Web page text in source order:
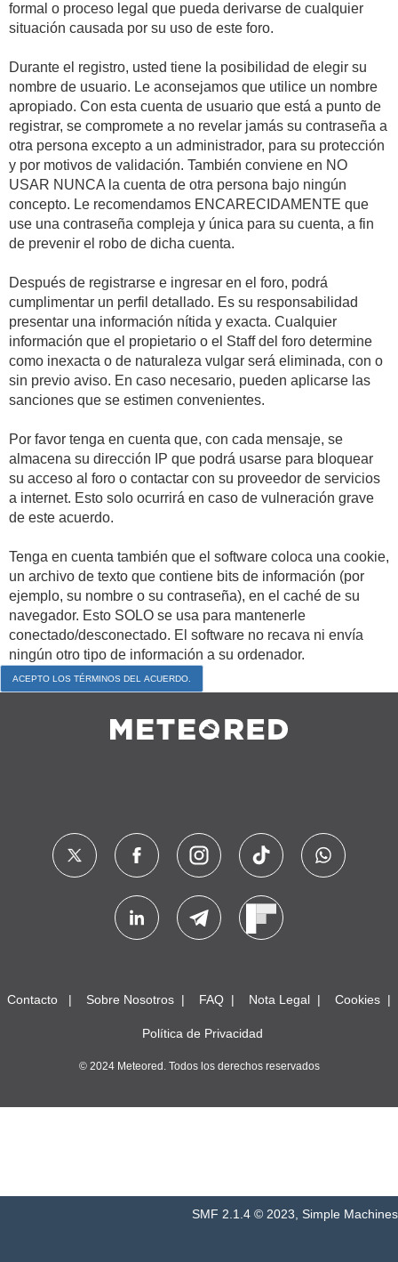
formal o proceso legal que pueda derivarse de cualquier
situación causada por su uso de este foro.
Durante el registro, usted tiene la posibilidad de elegir su
nombre de usuario. Le aconsejamos que utilice un nombre
apropiado. Con esta cuenta de usuario que está a punto de
registrar, se compromete a no revelar jamás su contraseña a
otra persona excepto a un administrador, para su protección
y por motivos de validación. También conviene en NO
USAR NUNCA la cuenta de otra persona bajo ningún
concepto. Le recomendamos ENCARECIDAMENTE que
use una contraseña compleja y única para su cuenta, a fin
de prevenir el robo de dicha cuenta.
Después de registrarse e ingresar en el foro, podrá
cumplimentar un perfil detallado. Es su responsabilidad
presentar una información nítida y exacta. Cualquier
información que el propietario o el Staff del foro determine
como inexacta o de naturaleza vulgar será eliminada, con o
sin previo aviso. En caso necesario, pueden aplicarse las
sanciones que se estimen convenientes.
Por favor tenga en cuenta que, con cada mensaje, se
almacena su dirección IP que podrá usarse para bloquear
su acceso al foro o contactar con su proveedor de servicios
a internet. Esto solo ocurrirá en caso de vulneración grave
de este acuerdo.
Tenga en cuenta también que el software coloca una cookie,
un archivo de texto que contiene bits de información (por
ejemplo, su nombre o su contraseña), en el caché de su
navegador. Esto SOLO se usa para mantenerle
conectado/desconectado. El software no recava ni envía
ningún otro tipo de información a su ordenador.
Contacto Sobre Nosotros FAQ Nota Legal Cookies
Política de Privacidad
© 2024 Meteored. Todos los derechos reservados
SMF 2.1.4 © 2023 Simple Machines